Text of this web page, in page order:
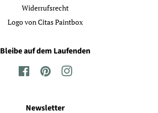
Widerrufsrecht
Logo von Citas Paintbox
Bleibe auf dem Laufenden
FacebookPinterestInstagram
Newsletter